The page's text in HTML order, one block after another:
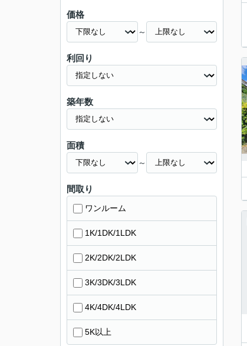
価格
～
利回り
築年数
面積
～
間取り
ワンルーム
1K/1DK/1LDK
2K/2DK/2LDK
3K/3DK/3LDK
4K/4DK/4LDK
5K以上